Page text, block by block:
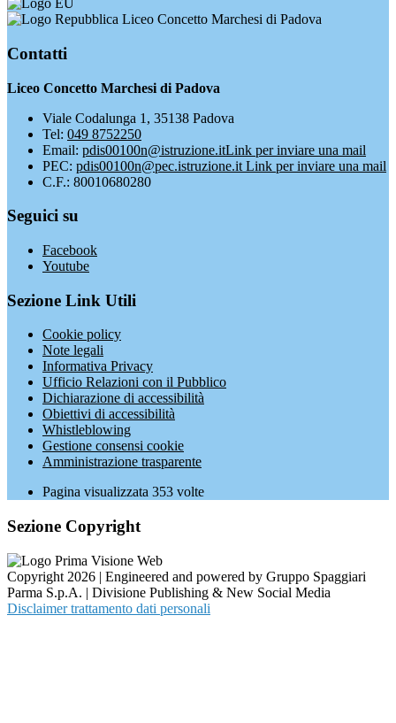
Liceo Concetto Marchesi di Padova
Contatti
Liceo Concetto Marchesi di Padova
Viale Codalunga 1, 35138 Padova
Tel: 049 8752250
Email: pdis00100n@istruzione.itLink per inviare una mail
PEC: pdis00100n@pec.istruzione.it Link per inviare una mail
C.F.: 80010680280
Seguici su
Facebook
Youtube
Sezione Link Utili
Cookie policy
Note legali
Informativa Privacy
Ufficio Relazioni con il Pubblico
Dichiarazione di accessibilità
Obiettivi di accessibilità
Whistleblowing
Gestione consensi cookie
Amministrazione trasparente
Pagina visualizzata 353 volte
Sezione Copyright
Copyright 2026 | Engineered and powered by Gruppo Spaggiari
Parma S.p.A. | Divisione Publishing & New Social Media
Disclaimer trattamento dati personali